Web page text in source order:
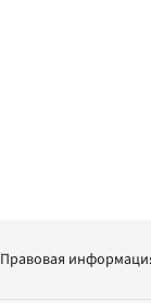
Правовая